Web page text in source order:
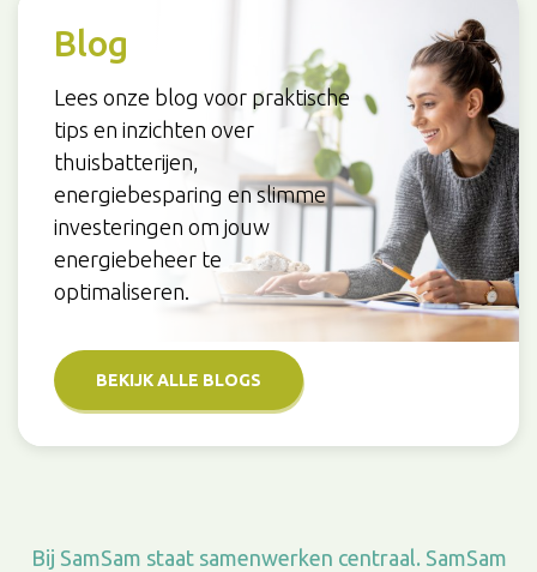
Blog
Lees onze blog voor praktische
tips en inzichten over
thuisbatterijen,
energiebesparing en slimme
investeringen om jouw
energiebeheer te
optimaliseren.
BEKIJK ALLE BLOGS
Bij SamSam staat samenwerken centraal. SamSam